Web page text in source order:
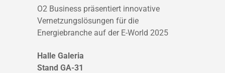
O2 Business präsentiert innovative
Vernetzungslösungen für die
Energiebranche auf der E-World 2025
Halle Galeria
Stand GA-31